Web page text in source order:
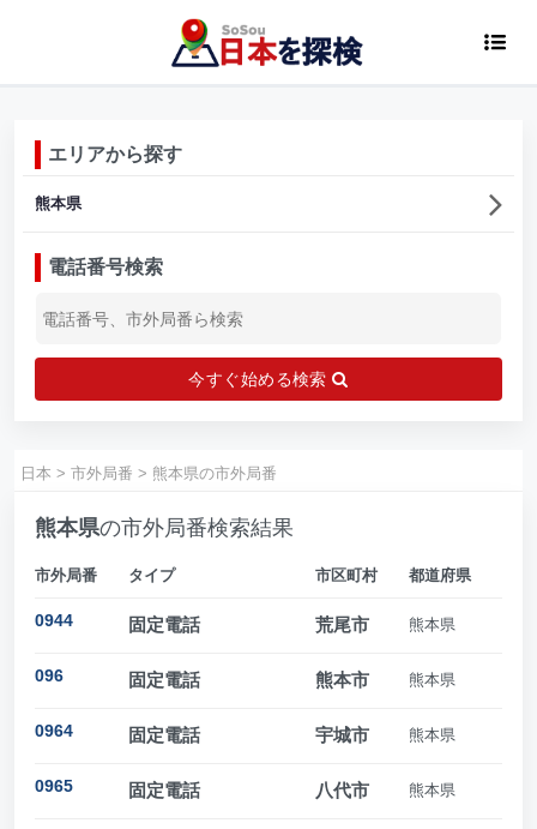
エリアから探す
熊本県
電話番号検索
今すぐ始める検索
日本 > 市外局番 > 熊本県の市外局番
熊本県の市外局番検索結果
市外局番 タイプ 市区町村 都道府県
0944 固定電話 荒尾市 熊本県
096 固定電話 熊本市 熊本県
0964 固定電話 宇城市 熊本県
0965 固定電話 八代市 熊本県